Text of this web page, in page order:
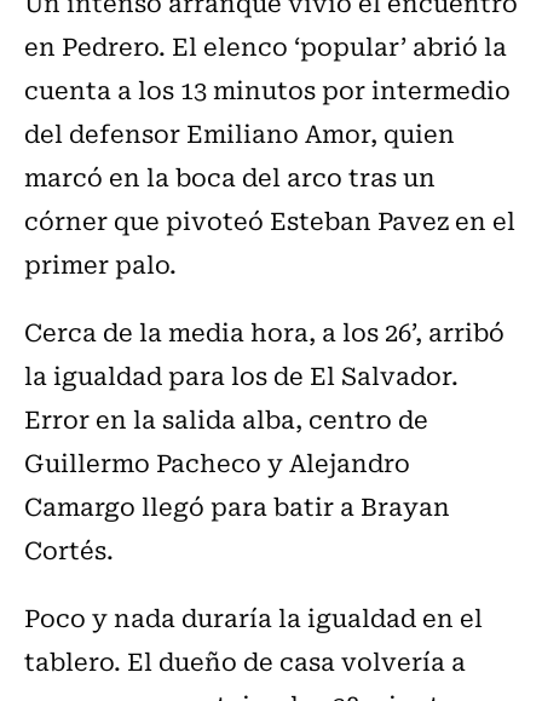
en Pedrero. El elenco ‘popular’ abrió la
cuenta a los 13 minutos por intermedio
del defensor Emiliano Amor, quien
marcó en la boca del arco tras un
córner que pivoteó Esteban Pavez en el
primer palo.
Cerca de la media hora, a los 26’, arribó
la igualdad para los de El Salvador.
Error en la salida alba, centro de
Guillermo Pacheco y Alejandro
Camargo llegó para batir a Brayan
Cortés.
Poco y nada duraría la igualdad en el
tablero. El dueño de casa volvería a